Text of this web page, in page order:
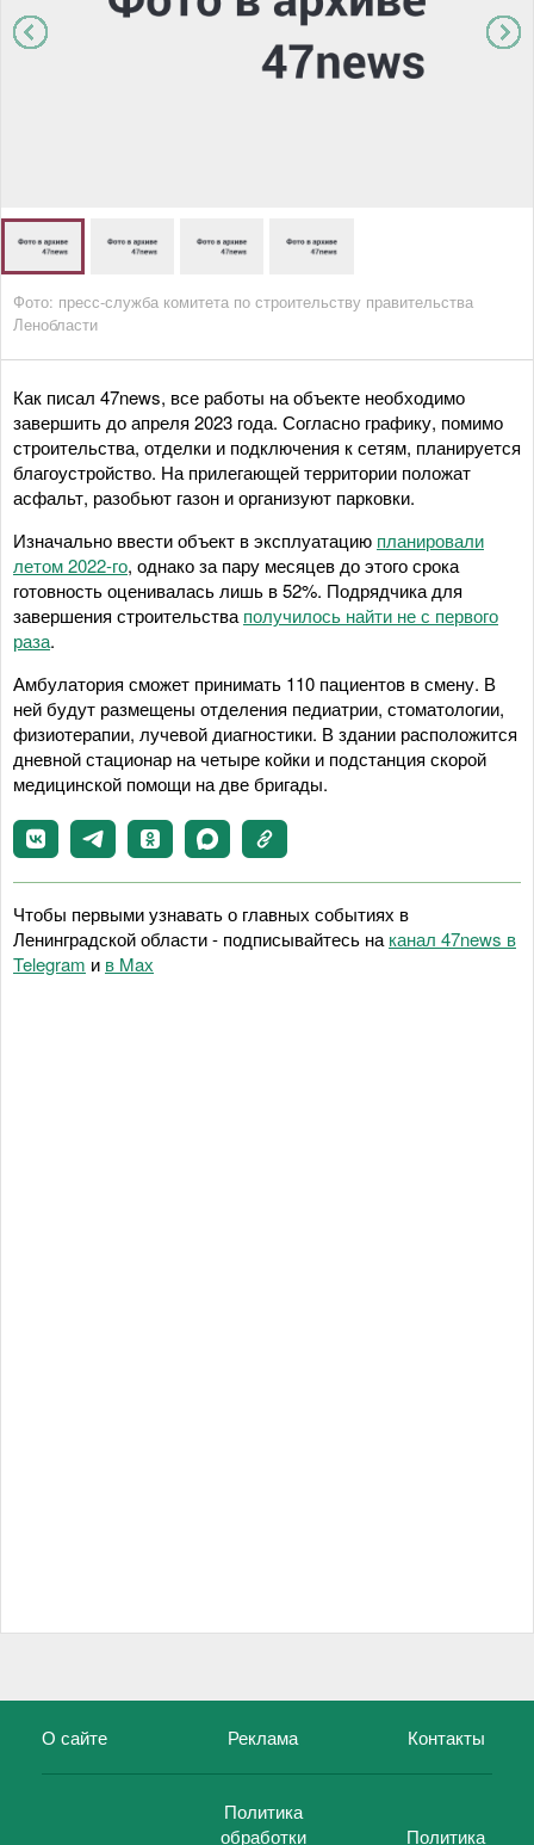
Фото: пресс-служба комитета по строительству правительства
Ленобласти
Как писал 47news, все работы на объекте необходимо
завершить до апреля 2023 года. Согласно графику, помимо
строительства, отделки и подключения к сетям, планируется
благоустройство. На прилегающей территории положат
асфальт, разобьют газон и организуют парковки.
Изначально ввести объект в эксплуатацию планировали
летом 2022-го, однако за пару месяцев до этого срока
готовность оценивалась лишь в 52%. Подрядчика для
завершения строительства получилось найти не с первого
раза.
Амбулатория сможет принимать 110 пациентов в смену. В
ней будут размещены отделения педиатрии, стоматологии,
физиотерапии, лучевой диагностики. В здании расположится
дневной стационар на четыре койки и подстанция скорой
медицинской помощи на две бригады.
Чтобы первыми узнавать о главных событиях в
Ленинградской области - подписывайтесь на канал 47news в
Telegram и в Maх
О сайте Реклама Контакты
Политика
обработки
Политика